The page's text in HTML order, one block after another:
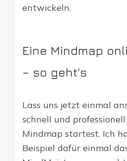
entwickeln.
Eine Mindmap
– so geht's
Lass uns jetzt einmal
schnell und
Mindmap startest. Ich
Beispiel dafür einmal